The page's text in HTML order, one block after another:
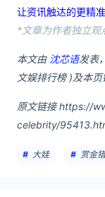
让资讯触达的更精
*文章为作者独立观
本文由 沈芯语发表
文娱排行榜 )及本页
原文链接 https://
celebrity/
大娃 赏金